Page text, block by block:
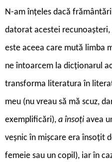
N-am înțeles dacă
datorat acestei
este aceea care mută limba
ne întoarcem la dicționarul
transforma literatura în
meu (nu vreau să mă scuz,
exemplificări), a însoți avea
veșnic în mișcare era însoțit
femeie sau un copil), iar în